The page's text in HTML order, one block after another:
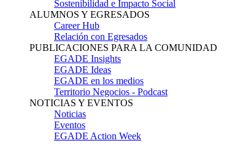
Sostenibilidad e Impacto Social
ALUMNOS Y EGRESADOS
Career Hub
Relación con Egresados
PUBLICACIONES PARA LA COMUNIDAD
EGADE Insights
EGADE Ideas
EGADE en los medios
Territorio Negocios - Podcast
NOTICIAS Y EVENTOS
Noticias
Eventos
EGADE Action Week